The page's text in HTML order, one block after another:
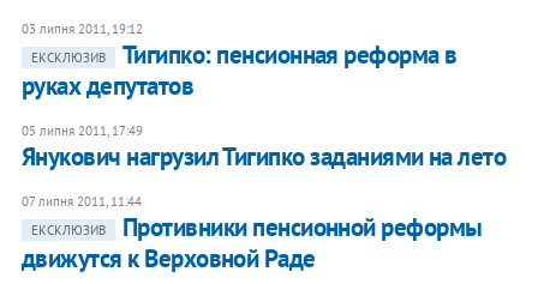
03 липня 2011, 19:12
ЕКСКЛЮЗИВ
Тигипко: пенсионная реформа в
руках депутатов
05 липня 2011, 17:49
Янукович нагрузил Тигипко заданиями на лето
07 липня 2011, 11:44
ЕКСКЛЮЗИВ
Противники пенсионной реформы
движутся к Верховной Раде